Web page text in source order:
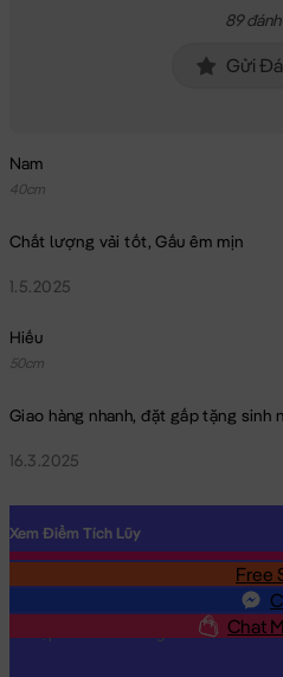
89
Gửi
Nam
40cm
Chất lượng vải tốt, Gấu êm mịn
1.5.2025
Hiếu
50cm
Giao hàng nhanh, đặt gấp tặng sinh
16.3.2025
Free
Chat
Xem Điểm Tích Lũy